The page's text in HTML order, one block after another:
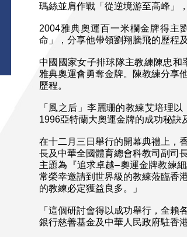
瑪絲並肩作戰「從逆境游至高峰」
2004雅典奧運百一米欄金牌得主
命」，分享他帶領劉翔騰飛的歷程
中國國家女子排球隊主教練陳忠
雅典奧運會勇奪金牌。陳教練分享
歷程。
「風之后」李麗珊的教練艾培理
1996亞特蘭大奧運金牌的成功秘訣
在十二月三日舉行的開幕典禮上，
長及中華全國體育總會科教司副司
主題為『追求卓越–奧運金牌教練
常榮幸邀請到世界級的教練蒞臨香
的教練必定獲益良多。」
「這個研討會得以成功舉行，全
銀行慈善基金及中華人民政府駐香